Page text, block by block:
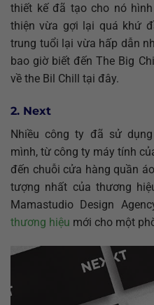
thiết kế đã tạo cho nó
thiện vừa gợi lại quá khứ
trung tuổi lại vừa hấp dẫn
bao giờ biết đến The Big
về the Bil Chill tại đây.
2. Next
Nhiều công ty đã sử
mình, từ công ty máy tính
đến chuỗi cửa hàng quần
tượng nhất của thương
Mamastudio Design
thương hiệu mới cho một